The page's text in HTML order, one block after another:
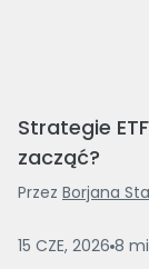
Strategie
zacząć?
Przez Borjana
15 CZE, 2026 8